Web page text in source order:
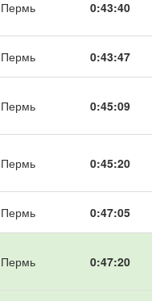
Пермь 0:43:40
Пермь 0:43:47
Пермь 0:45:09
Пермь 0:45:20
Пермь 0:47:05
Пермь 0:47:20